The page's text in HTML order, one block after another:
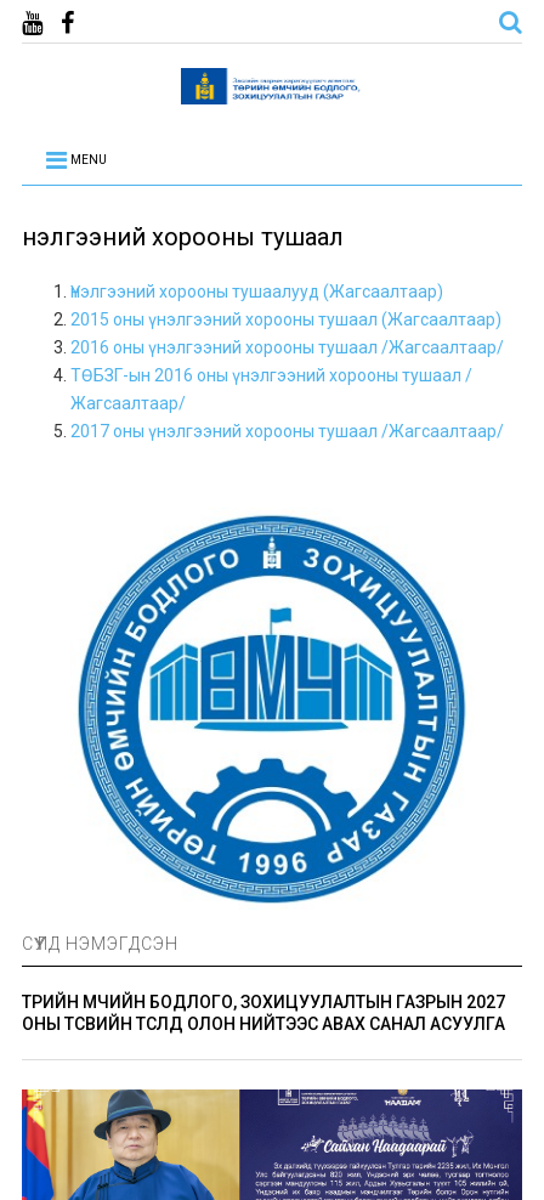
MENU
Үнэлгээний хорооны тушаал
Үнэлгээний хорооны тушаалууд (Жагсаалтаар)
2015 оны үнэлгээний хорооны тушаал (Жагсаалтаар)
2016 оны үнэлгээний хорооны тушаал /Жагсаалтаар/
ТӨБЗГ-ын 2016 оны үнэлгээний хорооны тушаал /
Жагсаалтаар/
2017 оны үнэлгээний хорооны тушаал /Жагсаалтаар/
СҮҮЛД НЭМЭГДСЭН
ТӨРИЙН ӨМЧИЙН БОДЛОГО, ЗОХИЦУУЛАЛТЫН ГАЗРЫН 2027
ОНЫ ТӨСВИЙН ТӨСӨЛД ОЛОН НИЙТЭЭС АВАХ САНАЛ АСУУЛГА